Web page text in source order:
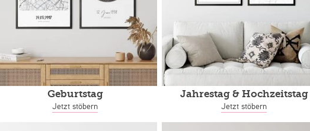
Geburtstag
Jetzt stöbern
Jahrestag& Hochzeitstag
Jetzt stöbern